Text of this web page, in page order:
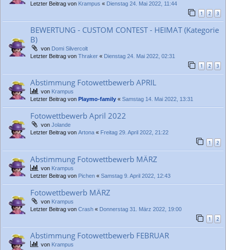
Letzter Beitrag von Krampus « Dienstag 24. Mai 2022, 11:44
1 2 3
BEWERTUNG - CUSTOM CONTEST - HEIMAT (Kategorie
B)
von Domi Silvercolt
Letzter Beitrag von Thraker « Dienstag 24. Mai 2022, 02:31
1 2 3
Abstimmung Fotowettbewerb APRIL
von Krampus
Letzter Beitrag von Playmo-family « Samstag 14. Mai 2022, 13:31
Fotowettbewerb April 2022
von Jolande
Letzter Beitrag von Artona « Freitag 29. April 2022, 21:22
1 2
Abstimmung Fotowettbewerb MÄRZ
von Krampus
Letzter Beitrag von Pichen « Samstag 9. April 2022, 12:43
Fotowettbewerb MÄRZ
von Krampus
Letzter Beitrag von Crash « Donnerstag 31. März 2022, 19:00
1 2
Abstimmung Fotowettbewerb FEBRUAR
von Krampus